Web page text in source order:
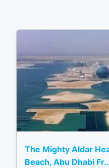
The Mighty Aldar
Beach, Abu Dhabi